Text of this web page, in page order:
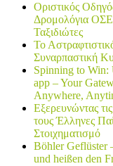
Οριστικός
Δρομολόγια ΟΣΕ
Ταξιδιώτες
Το
Συναρπαστική
Spinning to Win:
app – Your
Anywhere,
Εξερευνώντας
τους Έλληνες
Στοιχηματισμό
Böhler Geflüster
und heißen den